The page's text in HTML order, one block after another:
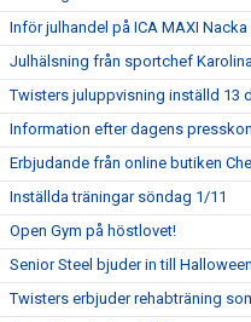
Inför julhandel på ICA MAXI
Julhälsning från sportchef
Twisters juluppvisning inställd 13
Information efter dagens
Erbjudande från online butiken
Inställda träningar söndag 1/11
Open Gym på höstlovet!
Senior Steel bjuder in till
Twisters erbjuder rehabträning